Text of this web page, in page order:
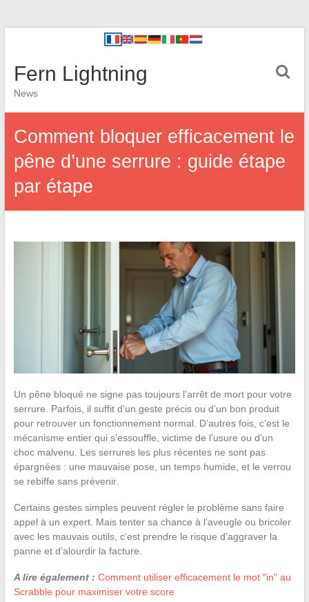
Fern Lightning
News
Comment bloquer efficacement le
pêne d’une serrure : guide étape
par étape
Un pêne bloqué ne signe pas toujours l’arrêt de mort pour votre
serrure. Parfois, il suffit d’un geste précis ou d’un bon produit
pour retrouver un fonctionnement normal. D’autres fois, c’est le
mécanisme entier qui s’essouffle, victime de l’usure ou d’un
choc malvenu. Les serrures les plus récentes ne sont pas
épargnées : une mauvaise pose, un temps humide, et le verrou
se rebiffe sans prévenir.
Certains gestes simples peuvent régler le problème sans faire
appel à un expert. Mais tenter sa chance à l’aveugle ou bricoler
avec les mauvais outils, c’est prendre le risque d’aggraver la
panne et d’alourdir la facture.
A lire également : Comment utiliser efficacement le mot "in" au
Scrabble pour maximiser votre score